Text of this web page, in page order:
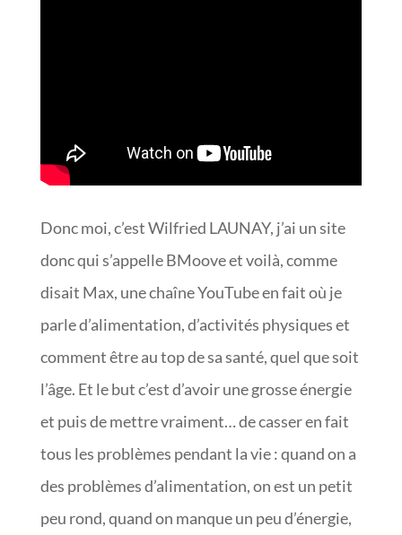
Donc moi, c’est Wilfried LAUNAY, j’ai un site
donc qui s’appelle BMoove et voilà, comme
disait Max, une chaîne YouTube en fait où je
parle d’alimentation, d’activités physiques et
comment être au top de sa santé, quel que soit
l’âge. Et le but c’est d’avoir une grosse énergie
et puis de mettre vraiment… de casser en fait
tous les problèmes pendant la vie : quand on a
des problèmes d’alimentation, on est un petit
peu rond, quand on manque un peu d’énergie,